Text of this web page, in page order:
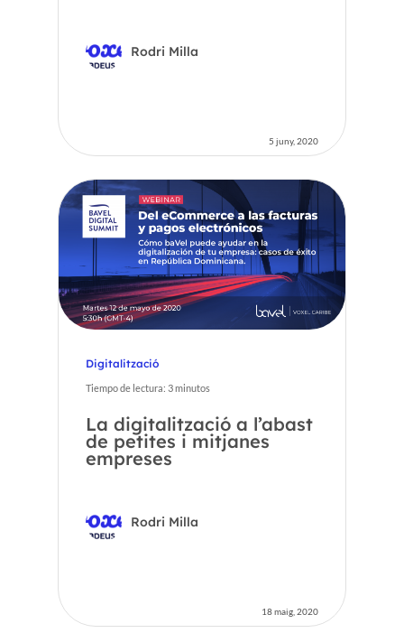
Rodri Milla
5 juny, 2020
Digitalització
Tiempo de lectura: 3minutos
La digitalització a l’abast
de petites i mitjanes
empreses
Rodri Milla
18 maig, 2020